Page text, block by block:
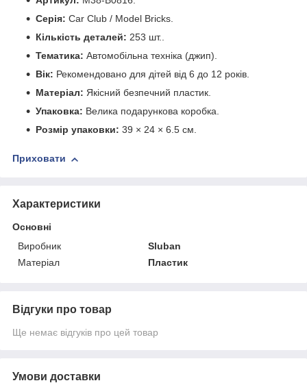
Серія: Car Club / Model Bricks.
Кількість деталей: 253 шт..
Тематика: Автомобільна техніка (джип).
Вік: Рекомендовано для дітей від 6 до 12 років.
Матеріал: Якісний безпечний пластик.
Упаковка: Велика подарункова коробка.
Розмір упаковки: 39 × 24 × 6.5 см.
Приховати
Характеристики
Основні
Виробник
Sluban
Матеріал
Пластик
Відгуки про товар
Ще немає відгуків про цей товар
Умови доставки